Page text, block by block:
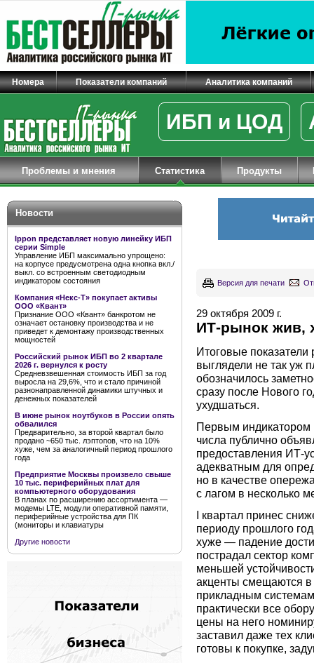
Номера Показатели компаний Аналитика компаний
ИБП и ЦОД
Проблемы и мнения Статистика Продукты
Новости
Ippon представляет новую линейку ИБП
серии Simple
Управление ИБП максимально упрощено:
на корпусе предусмотрена одна кнопка вкл./
выкл. со встроенным светодиодным
индикатором состояния
Компания «Некс-Т» покупает активы
ООО «Квант»
Признание ООО «Квант» банкротом не
означает остановку производства и не
приведет к демонтажу производственных
мощностей
Российский рынок ИБП во 2 квартале
2026 г. вернулся к росту
Средневзвешенная стоимость ИБП за год
выросла на 29,6%, что и стало причиной
разнонаправленной динамики штучных и
денежных показателей
В июне рынок ноутбуков в России опять
обвалился
Предварительно, за второй квартал было
продано ~650 тыс. лэптопов, что на 10%
хуже, чем за аналогичный период прошлого
года
Предприятие Москвы произвело свыше
10 тыс. периферийных плат для
компьютерного оборудования
В планах по расширению ассортимента —
модемы LTE, модули оперативной памяти,
периферийные устройства для ПК
(мониторы и клавиатуры
Другие новости
Версия для печати
29 октября 2009 г.
ИТ-рынок жив,
Итоговые показатели
выглядели не так уж
обозначилось
сразу после Нового
ухудшаться.
Первым индикатором
числа публично
предоставления ИТ-
адекватным для
но в качестве
с лагом в несколько
I квартал принес
периоду прошлого
хуже — падение
пострадал сектор
меньшей
акценты смещаются в
прикладным
практически все
цены на него
заставил даже тех
готовы к покупке,